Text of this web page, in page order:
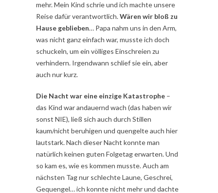
mehr. Mein Kind schrie und ich machte unsere
Reise dafür verantwortlich.Wären wir bloß zu
Hause geblieben… Papa nahm uns in den Arm,
was nicht ganz einfach war, musste ich doch
schuckeln, um ein völliges Einschreien zu
verhindern. Irgendwann schlief sie ein, aber
auch nur kurz.
Die Nacht war eine einzige Katastrophe –
das Kind war andauernd wach (das haben wir
sonst NIE), ließ sich auch durch Stillen
kaum/nicht beruhigen und quengelte auch hier
lautstark. Nach dieser Nacht konnte man
natürlich keinen guten Folgetag erwarten. Und
so kam es, wie es kommen musste. Auch am
nächsten Tag nur schlechte Laune, Geschrei,
Gequengel… ich konnte nicht mehr und dachte